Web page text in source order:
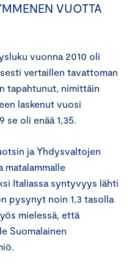
VUOTTA
vuonna 2010 oli
vertaillen tavattoman
tapahtunut, nimittäin
laskenut vuosi
se oli enää 1,35.
ja Yhdysvaltojen
matalammalle
Italiassa syntyvyys lähti
pysynyt noin 1,3 tasolla
mielessä, että
Suomalainen